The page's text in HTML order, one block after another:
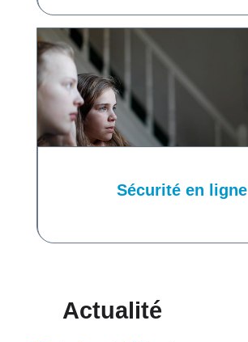
Sécurité en ligne
Actualité